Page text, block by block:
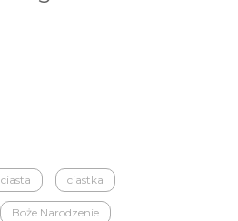
ciasta ciastka
Boże Narodzenie